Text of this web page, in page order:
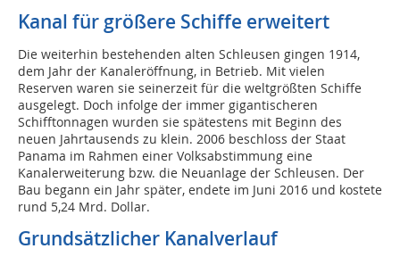
Kanal für größere Schiffe erweitert
Die weiterhin bestehenden alten Schleusen gingen 1914,
dem Jahr der Kanaleröffnung, in Betrieb. Mit vielen
Reserven waren sie seinerzeit für die weltgrößten Schiffe
ausgelegt. Doch infolge der immer gigantischeren
Schifftonnagen wurden sie spätestens mit Beginn des
neuen Jahrtausends zu klein. 2006 beschloss der Staat
Panama im Rahmen einer Volksabstimmung eine
Kanalerweiterung bzw. die Neuanlage der Schleusen. Der
Bau begann ein Jahr später, endete im Juni 2016 und kostete
rund 5,24 Mrd. Dollar.
Grundsätzlicher Kanalverlauf